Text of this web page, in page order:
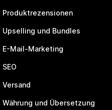
Produktrezensionen
Upselling und Bundles
E-Mail-Marketing
SEO
Versand
Währung und Übersetzung